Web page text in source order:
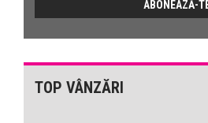
TOP VÂNZĂRI